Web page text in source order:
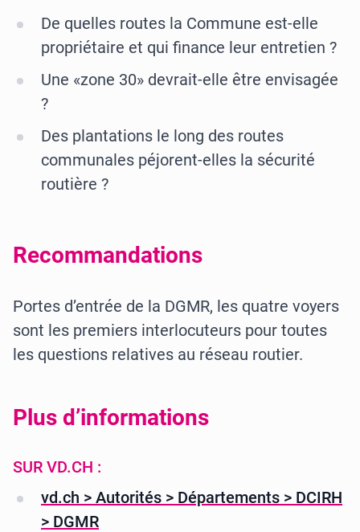
De quelles routes la Commune est-elle
propriétaire et qui finance leur entretien ?
Une «zone 30» devrait-elle être envisagée
?
Des plantations le long des routes
communales péjorent-elles la sécurité
routière ?
Recommandations
Portes d’entrée de la DGMR, les quatre voyers
sont les premiers interlocuteurs pour toutes
les questions relatives au réseau routier.
Plus d’informations
SUR VD.CH :
vd.ch > Autorités > Départements > DCIRH
> DGMR